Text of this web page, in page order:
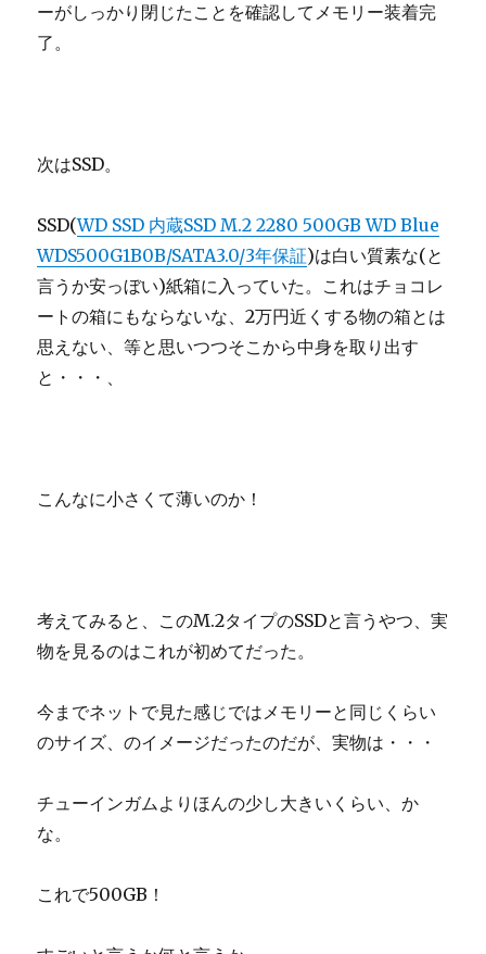
ーがしっかり閉じたことを確認してメモリー装着完
了。
次はSSD。
SSD(WD SSD 内蔵SSD M.2 2280 500GB WD Blue
WDS500G1B0B/SATA3.0/3年保証)は白い質素な(と
言うか安っぼい)紙箱に入っていた。これはチョコレ
ートの箱にもならないな、2万円近くする物の箱とは
思えない、等と思いつつそこから中身を取り出す
と・・・、
こんなに小さくて薄いのか！
考えてみると、このM.2タイプのSSDと言うやつ、実
物を見るのはこれが初めてだった。
今までネットで見た感じではメモリーと同じくらい
のサイズ、のイメージだったのだが、実物は・・・
チューインガムよりほんの少し大きいくらい、か
な。
これで500GB！